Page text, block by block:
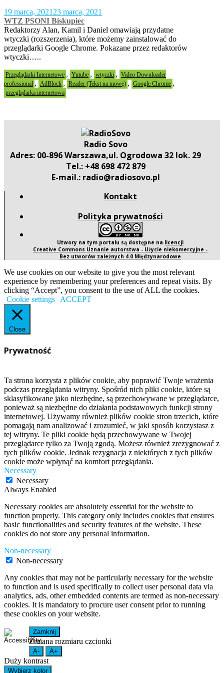
19 marca, 2021 23 marca, 2021
WTZ PSONI Biskupiec
Redaktorzy Alan, Kamil i Daniel omawiają przydatne
wtyczki (rozszerzenia), które możemy zainstalować do
przeglądarki Google Chrome. Pokazane przez redaktorów
wtyczki…..
Przeglądarki Internetowe , Yutube , wtyczki , Video Downloader
professional , AdBlock , Reader (Tekst na mowę) , Google Chrome ,
przeglądarka internetowa
Radio Sovo
Adres: 00-896 Warszawa,ul. Ogrodowa 32 lok. 29
Tel.: +48 698 472 879
E-mail.: radio@radiosovo.pl
Kontakt
Polityka prywatności
Utwory na tym portalu są dostępne na licencji
Creative Commons Uznanie autorstwa - Użycie niekomercyjne -
Bez utworów zależnych 4.0 Międzynarodowe
We use cookies on our website to give you the most relevant
experience by remembering your preferences and repeat visits. By
clicking “Accept”, you consent to the use of ALL the cookies.
Cookie settings
ACCEPT
Close
Prywatność
Ta strona korzysta z plików cookie, aby poprawić Twoje wrażenia
podczas przeglądania witryny. Spośród nich pliki cookie, które są
sklasyfikowane jako niezbędne, są przechowywane w przeglądarce,
ponieważ są niezbędne do działania podstawowych funkcji strony
internetowej. Używamy również plików cookie stron trzecich, które
pomagają nam analizować i zrozumieć, w jaki sposób korzystasz z
tej witryny. Te pliki cookie będą przechowywane w Twojej
przeglądarce tylko za Twoją zgodą. Możesz również zrezygnować z
tych plików cookie. Jednak rezygnacja z niektórych z tych plików
cookie może wpłynąć na komfort przeglądania.
Necessary
Necessary
Always Enabled
Necessary cookies are absolutely essential for the website to
function properly. This category only includes cookies that ensures
basic functionalities and security features of the website. These
cookies do not store any personal information.
Non-necessary
Non-necessary
Any cookies that may not be particularly necessary for the website
to function and is used specifically to collect user personal data via
analytics, ads, other embedded contents are termed as non-necessary
cookies. It is mandatory to procure user consent prior to running
these cookies on your website.
Zamknij
Zmiana rozmiaru czcionki
A- A+
Duży kontrast
Wybierz kolor